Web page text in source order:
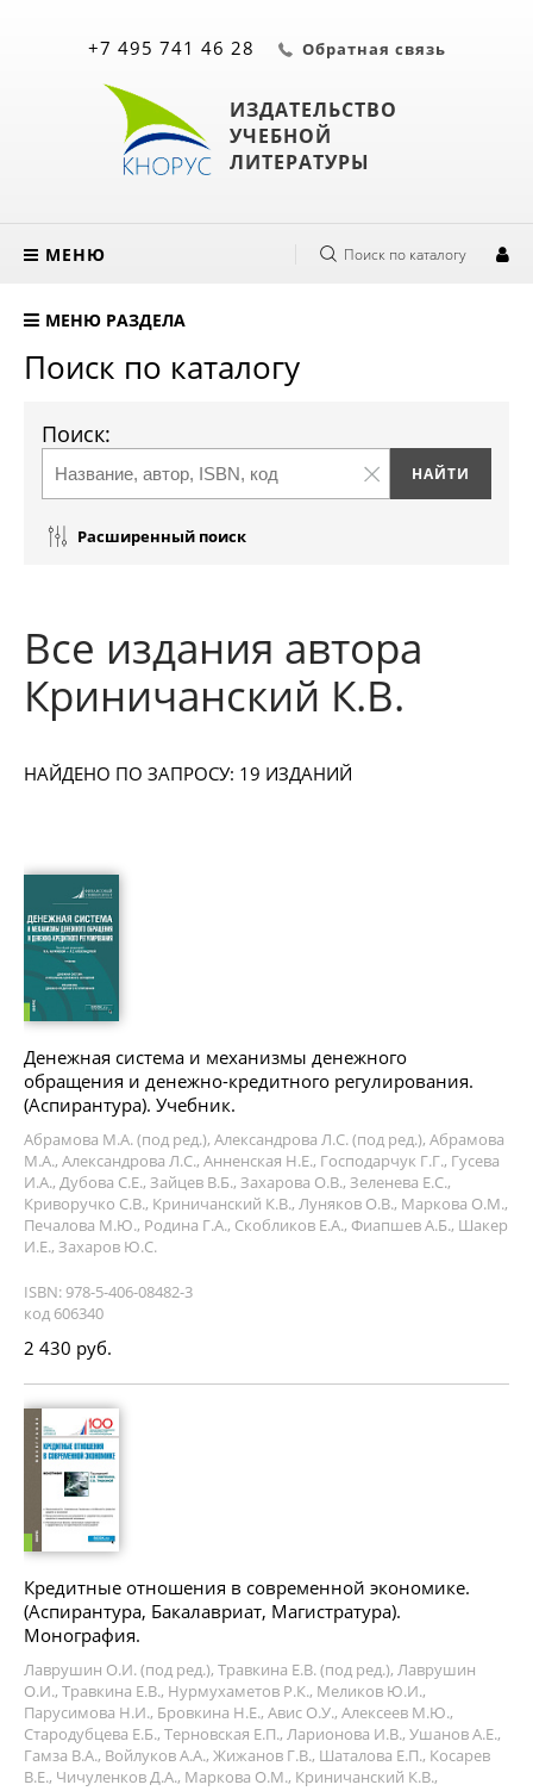
ИЗДАТЕЛЬСТВО
УЧЕБНОЙ
ЛИТЕРАТУРЫ
+7 495 741 46 28 Обратная связь
МЕНЮ Поиск по каталогу
МЕНЮ РАЗДЕЛА
Поиск по каталогу
Поиск:
Расширенный поиск
Все издания автора
Криничанский К.В.
НАЙДЕНО ПО ЗАПРОСУ: 19 ИЗДАНИЙ
Денежная система и механизмы денежного
обращения и денежно-кредитного регулирования.
(Аспирантура). Учебник.
Абрамова М.А. (под ред.), Александрова Л.С. (под ред.), Абрамова
М.А., Александрова Л.С., Анненская Н.Е., Господарчук Г.Г., Гусева
И.А., Дубова С.Е., Зайцев В.Б., Захарова О.В., Зеленева Е.С.,
Криворучко С.В., Криничанский К.В., Луняков О.В., Маркова О.М.,
Печалова М.Ю., Родина Г.А., Скобликов Е.А., Фиапшев А.Б., Шакер
И.Е., Захаров Ю.С.
ISBN: 978-5-406-08482-3
код 606340
2 430 руб.
Кредитные отношения в современной экономике.
(Аспирантура, Бакалавриат, Магистратура).
Монография.
Лаврушин О.И. (под ред.), Травкина Е.В. (под ред.), Лаврушин
О.И., Травкина Е.В., Нурмухаметов Р.К., Меликов Ю.И.,
Парусимова Н.И., Бровкина Н.Е., Авис О.У., Алексеев М.Ю.,
Стародубцева Е.Б., Терновская Е.П., Ларионова И.В., Ушанов А.Е.,
Гамза В.А., Войлуков А.А., Жижанов Г.В., Шаталова Е.П., Косарев
В.Е., Чичуленков Д.А., Маркова О.М., Криничанский К.В.,